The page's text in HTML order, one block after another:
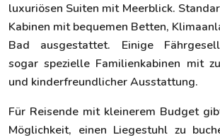
luxuriösen Suiten mit Meerblick.
Kabinen mit bequemen Betten,
Bad ausgestattet. Einige
sogar spezielle Familienkabinen mit
und kinderfreundlicher Ausstattung.
Für Reisende mit kleinerem Budget
Möglichkeit, einen Liegestuhl zu